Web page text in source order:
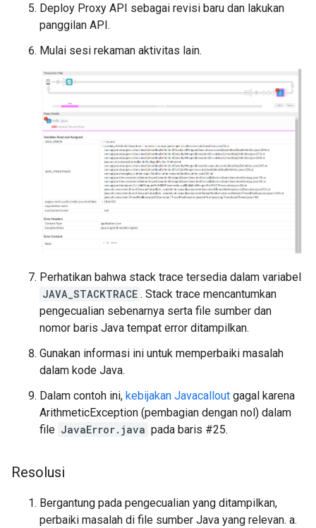
Deploy Proxy API sebagai revisi baru dan lakukan
panggilan API.
Mulai sesi rekaman aktivitas lain.
Perhatikan bahwa stack trace tersedia dalam variabel
JAVA_STACKTRACE . Stack trace mencantumkan
pengecualian sebenarnya serta file sumber dan
nomor baris Java tempat error ditampilkan.
Gunakan informasi ini untuk memperbaiki masalah
dalam kode Java.
Dalam contoh ini, kebijakan Javacallout gagal karena
ArithmeticException (pembagian dengan nol) dalam
file JavaError.java pada baris #25.
Resolusi
Bergantung pada pengecualian yang ditampilkan,
perbaiki masalah di file sumber Java yang relevan. a.